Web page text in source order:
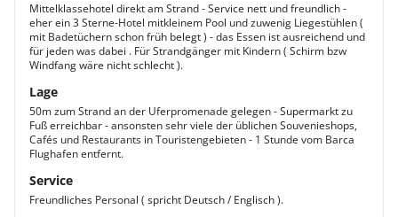
Mittelklassehotel direkt am Strand - Service nett und freundlich -
eher ein 3 Sterne-Hotel mitkleinem Pool und zuwenig Liegestühlen (
mit Badetüchern schon früh belegt ) - das Essen ist ausreichend und
für jeden was dabei . Für Strandgänger mit Kindern ( Schirm bzw
Windfang wäre nicht schlecht ).
Lage
50m zum Strand an der Uferpromenade gelegen - Supermarkt zu
Fuß erreichbar - ansonsten sehr viele der üblichen Souvenieshops,
Cafés und Restaurants in Touristengebieten - 1 Stunde vom Barca
Flughafen entfernt.
Service
Freundliches Personal ( spricht Deutsch / Englisch ).